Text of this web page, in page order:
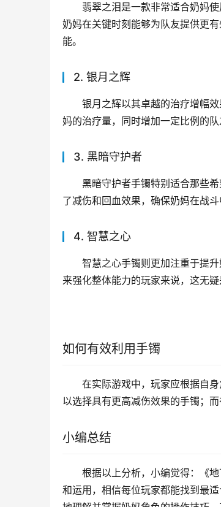
翡翠之泪是一款非常适合奶妈
奶妈在关键时刻能够为队友提供更
能。
2. 银月之辉
银月之辉以其卓越的治疗增幅
妈的治疗量，同时增加一定比例的
3. 黑暗守护者
黑暗守护者手镯特别适合那些
了减伤和回血效果，确保奶妈在战
4. 智慧之心
智慧之心手镯则更加注重于提
来强化整体能力的玩家来说，这无疑